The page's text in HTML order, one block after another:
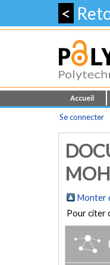
<
Accueil
Se connecter
Monter
Pour citer